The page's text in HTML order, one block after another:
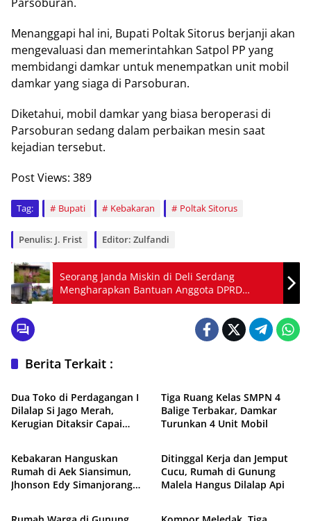
Menanggapi hal ini, Bupati Poltak Sitorus berjanji akan
mengevaluasi dan memerintahkan Satpol PP yang
membidangi damkar untuk menempatkan unit mobil
damkar yang siaga di Parsoburan.
Diketahui, mobil damkar yang biasa beroperasi di
Parsoburan sedang dalam perbaikan mesin saat
kejadian tersebut.
Post Views: 389
Tag: Bupati Kebakaran Poltak Sitorus
Penulis: J. Frist Editor: Zulfandi
Seorang Janda Miskin di Deli Serdang
Mengharapkan Bantuan Anggota DPRD
Muhammad Dahnil Ginting
Berita Terkait :
Peristiwa
Dua Toko di Perdagangan I
Dilalap Si Jago Merah,
Kerugian Ditaksir Capai
Tiga Ruang Kelas SMPN 4
Balige Terbakar, Damkar
Turunkan 4 Unit Mobil
Peristiwa
Kebakaran Hanguskan
Rumah di Aek Siansimun,
Jhonson Edy Simanjorang
Peristiwa
Ditinggal Kerja dan Jemput
Cucu, Rumah di Gunung
Malela Hangus Dilalap Api
Peristiwa Peristiwa